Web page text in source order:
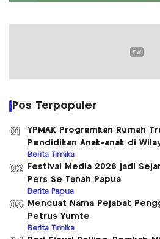
Pos Terpopuler
01
YPMAK Programkan Rumah
Pendidikan Anak-anak di
Berita Timika
02
Festival Media 2026 jadi
Pers Se Tanah Papua
Berita Papua
03
Mencuat Nama Pejabat
Petrus Yumte
Berita Timika